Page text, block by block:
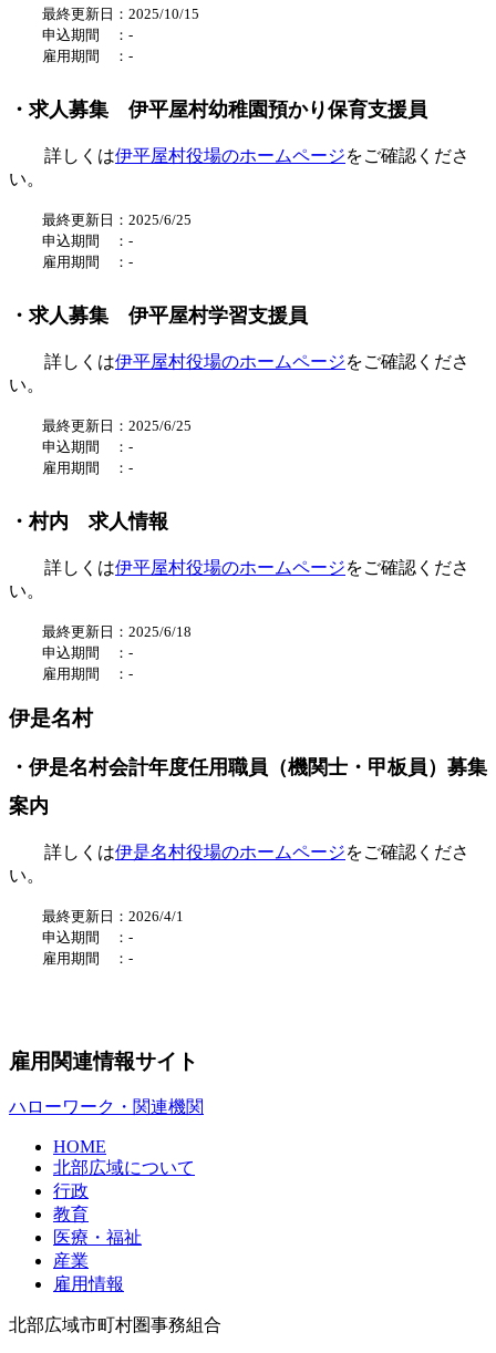
最終更新日：2025/10/15
申込期間 ： -
雇用期間 ： -
・求人募集 伊平屋村幼稚園預かり保育支援員
詳しくは伊平屋村役場のホームページをご確認くださ
い。
最終更新日：2025/6/25
申込期間 ： -
雇用期間 ： -
・求人募集 伊平屋村学習支援員
詳しくは伊平屋村役場のホームページをご確認くださ
い。
最終更新日：2025/6/25
申込期間 ： -
雇用期間 ： -
・村内 求人情報
詳しくは伊平屋村役場のホームページをご確認くださ
い。
最終更新日：2025/6/18
申込期間 ： -
雇用期間 ： -
伊是名村
・伊是名村会計年度任用職員（機関士・甲板員）募集
案内
詳しくは伊是名村役場のホームページをご確認くださ
い。
最終更新日：2026/4/1
申込期間 ： -
雇用期間 ： -
雇用関連情報サイト
ハローワーク・関連機関
HOME
北部広域について
行政
教育
医療・福祉
産業
雇用情報
北部広域市町村圏事務組合